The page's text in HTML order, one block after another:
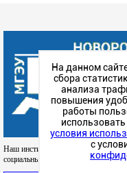
Наш институт в
социальных сетях
На данном
сбора
анализа
повышения
работы
условия
с